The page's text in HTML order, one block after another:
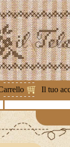
Il tuo